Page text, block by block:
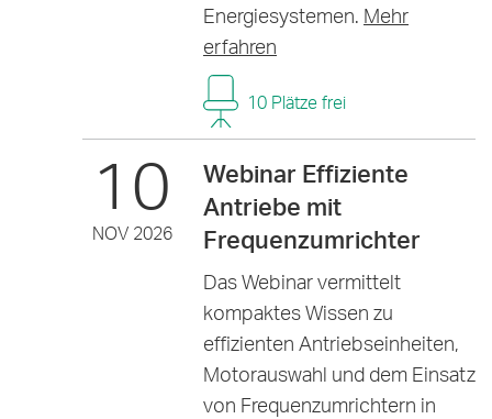
Energiesystemen. Mehr
erfahren
10 Plätze frei
10
NOV 2026
Webinar Effiziente
Antriebe mit
Frequenzumrichter
Das Webinar vermittelt
kompaktes Wissen zu
effizienten Antriebseinheiten,
Motorauswahl und dem Einsatz
von Frequenzumrichtern in